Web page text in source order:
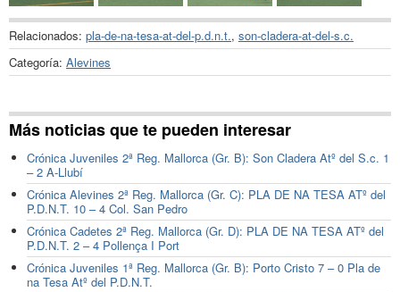
Relacionados: pla-de-na-tesa-at-del-p.d.n.t., son-cladera-at-del-s.c.
Categoría: Alevines
Más noticias que te pueden interesar
Crónica Juveniles 2ª Reg. Mallorca (Gr. B): Son Cladera Atº del S.c. 1
– 2 A-Llubí
Crónica Alevines 2ª Reg. Mallorca (Gr. C): PLA DE NA TESA ATº del
P.D.N.T. 10 – 4 Col. San Pedro
Crónica Cadetes 2ª Reg. Mallorca (Gr. D): PLA DE NA TESA ATº del
P.D.N.T. 2 – 4 Pollença I Port
Crónica Juveniles 1ª Reg. Mallorca (Gr. B): Porto Cristo 7 – 0 Pla de
na Tesa Atº del P.D.N.T.